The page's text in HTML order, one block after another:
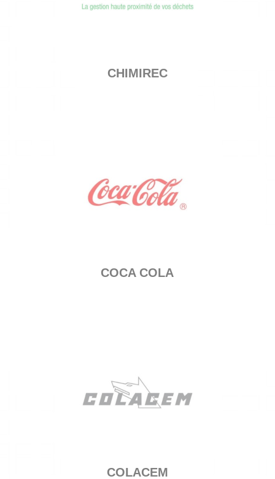
CHIMIREC
COCA COLA
COLACEM